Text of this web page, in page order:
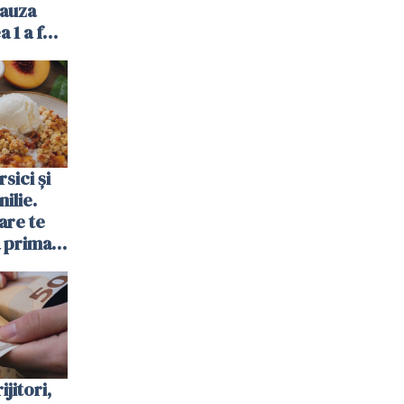
a fost
și
te
prima